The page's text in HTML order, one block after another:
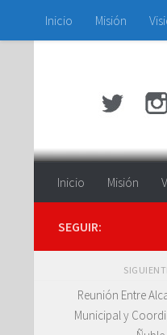
Saltar al contenido
Inicio Misión
Inicio Misión
SEGUIR:
Reunión Entre
Municipal y